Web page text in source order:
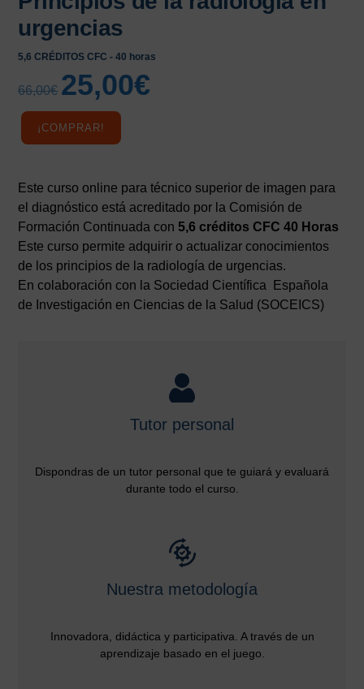
urgencias
5,6 CRÉDITOS CFC - 40 horas
66,00€
El
precio
25,00€
¡COMPRAR!
Este curso online para técnico superior de imagen para
el diagnóstico está acreditado por la Comisión de
Formación Continuada con 5,6 créditos CFC 40 Horas
Este curso permite adquirir o actualizar conocimientos
de los principios de la radiología de urgencias.
En colaboración con la Sociedad Científica Española
de Investigación en Ciencias de la Salud (SOCEICS)
Tutor personal
Dispondras de un tutor personal que te guiará y evaluará
durante todo el curso.
Nuestra metodología
Innovadora, didáctica y participativa. A través de un
aprendizaje basado en el juego.